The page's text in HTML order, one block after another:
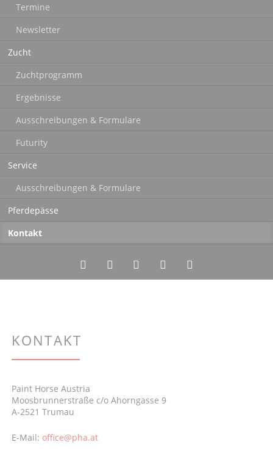
Termine
Newsletter
Zucht
Zuchtprogramm
Ergebnisse
Ausschreibungen & Formulare
Futurity
Service
Ausschreibungen & Formulare
Pferdepässe
Kontakt
KONTAKT
Paint Horse Austria
Moosbrunnerstraße c/o Ahorngasse 9
A-2521 Trumau
E-Mail: office@pha.at